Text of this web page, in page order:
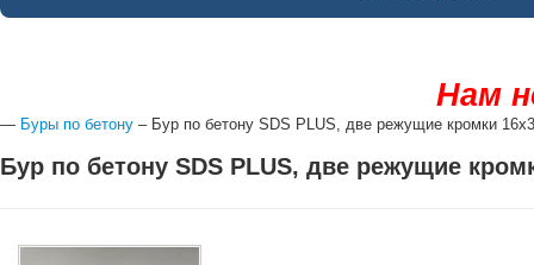
Нам
— Буры по бетону – Бур по бетону SDS PLUS, две режущие кромки
Бур по бетону SDS PLUS, две режущие